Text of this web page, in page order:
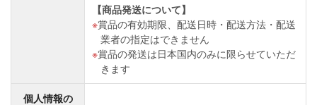
【商品発送について】
賞品の有効期限、配送日時・配送方法・配送
業者の指定はできません
賞品の発送は日本国内のみに限らせていただ
きます
個人情報の